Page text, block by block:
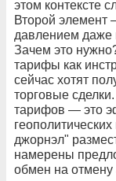
этом контексте
Второй элемент
давлением даже
Зачем это
тарифы как
сейчас хотят
торговые
тарифов — это
джорнэл"
намерены
обмен на